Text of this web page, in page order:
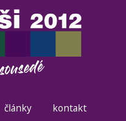
články kontakt